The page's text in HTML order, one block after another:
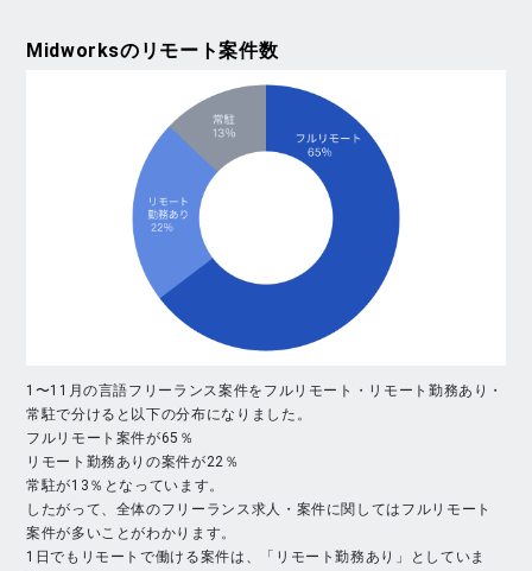
Midworksのリモート案件数
1〜11月の言語フリーランス案件をフルリモート・リモート勤務あり・
常駐で分けると以下の分布になりました。
フルリモート案件が65％
リモート勤務ありの案件が22％
常駐が13％となっています。
したがって、全体のフリーランス求人・案件に関してはフルリモート
案件が多いことがわかります。
1日でもリモートで働ける案件は、「リモート勤務あり」としていま